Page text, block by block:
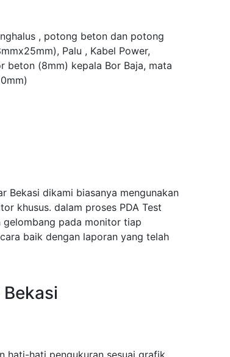
, potong beton dan potong
Palu , Kabel Power,
beton (8mm) kepala Bor Baja, mata
Bekasi dikami biasanya mengunakan
khusus. dalam proses PDA Test
gelombang pada monitor tiap
baik dengan laporan yang telah
Bekasi
hati-hati pengukuran sesuai grafik